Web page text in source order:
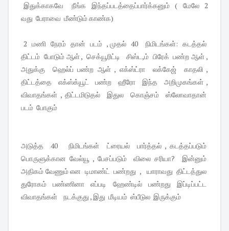
இதுக்காகவே நீங்க இந்தப்படத்தைப்பார்க்கனும் ( மேலே 2
வது பேராவை மீண்டும் காண்க)
2 மணி நேரம் தான் படம் , முதல் 40 நிமிடங்கள்: கடத்தல்
திட்டம் போடும் ஆள் , செக்யூரிட்டி சிஸ்ட,ம் பிரேக் பண்ற ஆள் ,
அதுக்கு ஹெல்ப் பண்ற ஆள் , எக்ஸ்ட்ரா லக்கேஜ் காதலி ,
திட்டத்தை எக்ஸ்க்யூட் பண்ற ஹீரோ இந்த அறிமுகங்கள் ,
விவாதங்கள் , திட்டமிடுதல் இதுல கொஞ்சம் ஸ்லோவாதான்
படம் போகும்
அடுத்த 40 நிமிடங்கள் ட்ரையல் பார்த்தல் , கடத்தப்படும்
பொருளுக்கான வேல்யூ , பேசப்படும் விலை சரியா? இன்னும்
அதிகம் வேணும் என டிமாண்ட் பண்றது , யாராவது திட்டத்துல
துரோகம் பண்ணினா எப்படி ஹேண்டில் பண்றது இப்டிப்பட்ட
விவாதங்கள் நடக்குது , இது மீடியம் ஸ்பீடுல இருக்கும்